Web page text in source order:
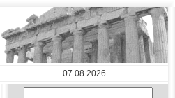
07.08.2026